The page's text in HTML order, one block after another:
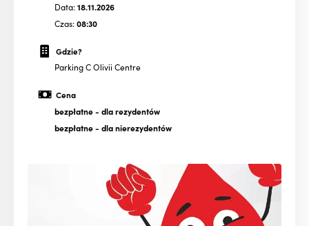
Data:18.11.2026
Czas:08:30
Gdzie?
Parking C Olivii Centre
Cena
bezpłatne- dla rezydentów
bezpłatne- dla nierezydentów